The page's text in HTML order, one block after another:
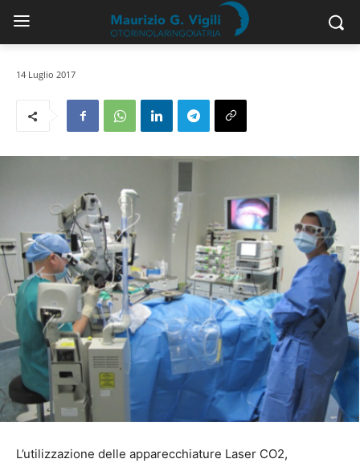
14 Luglio 2017
L’utilizzazione delle apparecchiature Laser CO2,